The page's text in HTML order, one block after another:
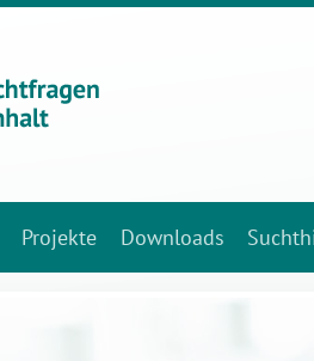
Projekte Downloads